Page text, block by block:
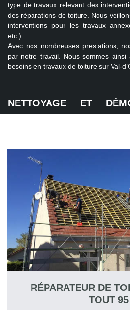
type de travaux relevant des
des réparations de toiture. Nous
interventions pour les travaux
etc.)
Avec nos nombreuses prestations,
par notre travail. Nous sommes ainsi
besoins en travaux de toiture sur Val-
NETTOYAGE ET
TOIT 95 AVEC NOS
dès qu’il s’agit de traitement de
toit en bénéficie. Spécialisées dans le
démoussage de toiture à Saint-Ouen-
et son équipe d’artisan couvreur
demande des mains-d'œuvre et des
pour assurer toute intervention.
réaliser un travail de qualité sans
ni de saletés. Nous ferons un
nécessaire à tout type de toiture avant
TRAVAUX DE
Spécialiste de l'installation de gouttière
95310, Boglioni réalise tous les
RÉPARATEUR DE
TOUT 95